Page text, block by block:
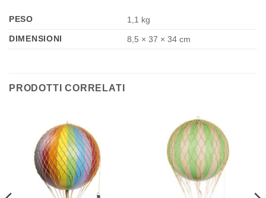
PESO
1,1 kg
DIMENSIONI
8,5 × 37 × 34 cm
PRODOTTI CORRELATI